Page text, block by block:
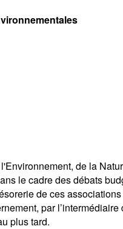
de la
le cadre des débats
de ces
par
plus tard.